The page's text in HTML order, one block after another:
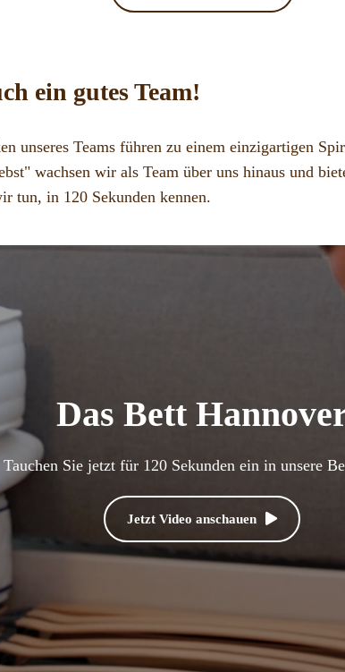
ein gutes Team!
unseres Teams führen zu einem einzigartigen
wachsen wir als Team über uns hinaus und
tun, in 120 Sekunden kennen.
Das Bett
Tauchen Sie jetzt für 120 Sekunden ein in unsere
Jetzt Video anschauen